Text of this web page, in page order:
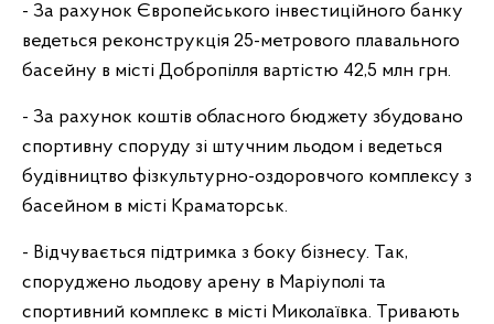
- За рахунок Європейського інвестиційного банку
ведеться реконструкція 25-метрового плавального
басейну в місті Добропілля вартістю 42,5 млн грн.
- За рахунок коштів обласного бюджету збудовано
спортивну споруду зі штучним льодом і ведеться
будівництво фізкультурно-оздоровчого комплексу з
басейном в місті Краматорськ.
- Відчувається підтримка з боку бізнесу. Так,
споруджено льодову арену в Маріуполі та
спортивний комплекс в місті Миколаївка. Тривають